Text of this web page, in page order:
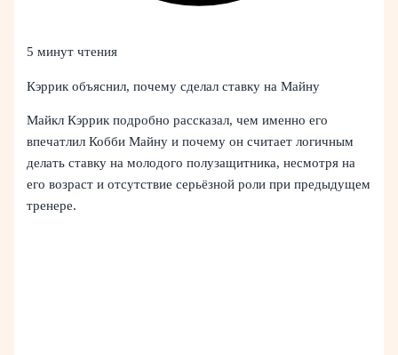
5 минут чтения
Кэррик объяснил, почему сделал ставку на Майну
Майкл Кэррик подробно рассказал, чем именно его
впечатлил Кобби Майну и почему он считает логичным
делать ставку на молодого полузащитника, несмотря на
его возраст и отсутствие серьёзной роли при предыдущем
тренере.